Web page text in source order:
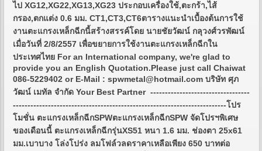
ไป XG12,XG22,XG13,XG23 ประกอบเครื่องใช้,ตะกร้า,ไส้
กรอง,ตกแต่ง 0.6 มม. CT1,CT3,CT6ตารางแนะนำเบื้องต้นการใช้
งานตะแกรงเหล็กฉีกนี้สร้างสรรค์โดย นายชัยวัฒน์ กลุวงศ์วรพัฒน์
เมื่อวันที่ 2/8/2557 เพื่อขยายการใช้งานตะแกรงเหล็กฉีกใน
ประเทศไทย For an International company, we're glad to
provide you an English Quotation.Please just call Chaiwat
086-5229402 or E-Mail : spwmetal@hotmail.com บริษัท ศุภ
วัฒน์ เมทัล จำกัด Your Best Partner ----------------------------------
-------------------------------------------------------------------------โปร
โมชั่น ตะแกรงเหล็กฉีกSPWตะแกรงเหล็กฉีกSPW จัดโปรฯพิเศษ
ของเดือนนี้ ตะแกรงเหล็กฉีกรุ่นXS51 หนา 1.6 มม. ช่องตา 25x61
มม.เบาบาง โล่งโปร่ง ลมโฟล์วลดราคาเหลือเพียง 650 บาทต่อ